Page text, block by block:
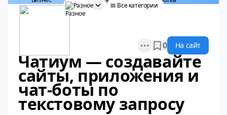
Разное
Все категории
Open options
0 На сайт
Чатиум — создавайте
сайты, приложения и
чат‑боты по
текстовому запросу